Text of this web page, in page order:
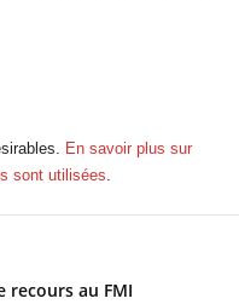
En savoir plus sur
sont utilisées.
recours au FMI